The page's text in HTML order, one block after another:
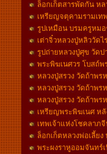
ล็อกเก็ตสารพัดกัน ห
เหรียญจตุคามรามเท
รูปเหมือน บรมครูหม
เต่าจิ๋วหลวงปู่หลิววัด
รูปถ่ายหลวงปู่ศุข วัด
พระพิฆเนศวร โบสถ์
หลวงปู่สรวง วัดถ้าพร
หลวงปู่สรวง วัดถ้าพร
หลวงปู่สรวง วัดถ้าพร
เหรียญพระพิฆเนศ ห
เทพเจ้าแห่งโชคลาภ
ล็อกเก็ตหลวงพ่อเลี้ย
พระผงราหูออมจันทร์